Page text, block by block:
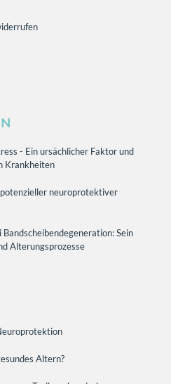
- Ein ursächlicher Faktor und
Krankheiten
neuroprotektiver
Sein
Alterungsprozesse
Altern?